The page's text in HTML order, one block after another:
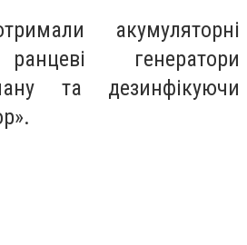
акумуляторні
генератори
та дезинфікуючи